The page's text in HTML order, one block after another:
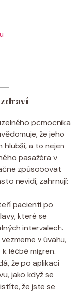
pomocníka
že jeho
hlubší, a to nejen
pasažéra v
způsobovat
nevidí, zahrnují:
pacienti po
které se
intervalech.
v úvahu,
léčbě migren.
že po aplikaci
jako když se
že jste se